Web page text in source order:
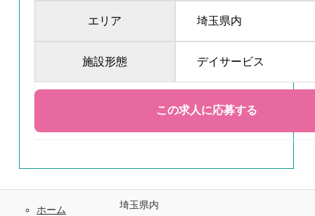
エリア 埼玉県内
施設形態 デイサービス
ホーム
埼玉県内